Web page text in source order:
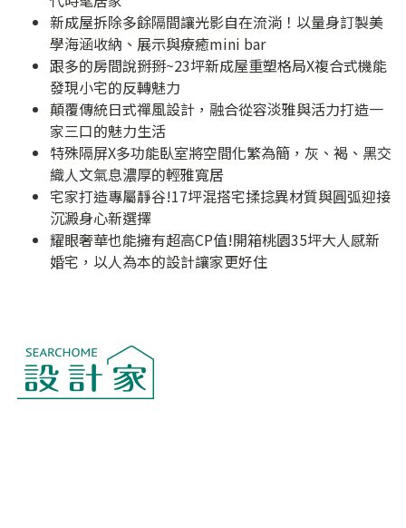
新成屋拆除多餘隔間讓光影自在流淌！以量身訂製美
學海涵收納、展示與療癒mini bar
跟多的房間說掰掰~23坪新成屋重塑格局X複合式機能
發現小宅的反轉魅力
顛覆傳統日式禪風設計，融合從容淡雅與活力打造一
家三口的魅力生活
特殊隔屏X多功能臥室將空間化繁為簡，灰、褐、黑交
織人文氣息濃厚的輕雅寬居
宅家打造專屬靜谷!17坪混搭宅揉捻異材質與圓弧迎接
沉澱身心新選擇
耀眼奢華也能擁有超高CP值!開箱桃園35坪大人感新
婚宅，以人為本的設計讓家更好住